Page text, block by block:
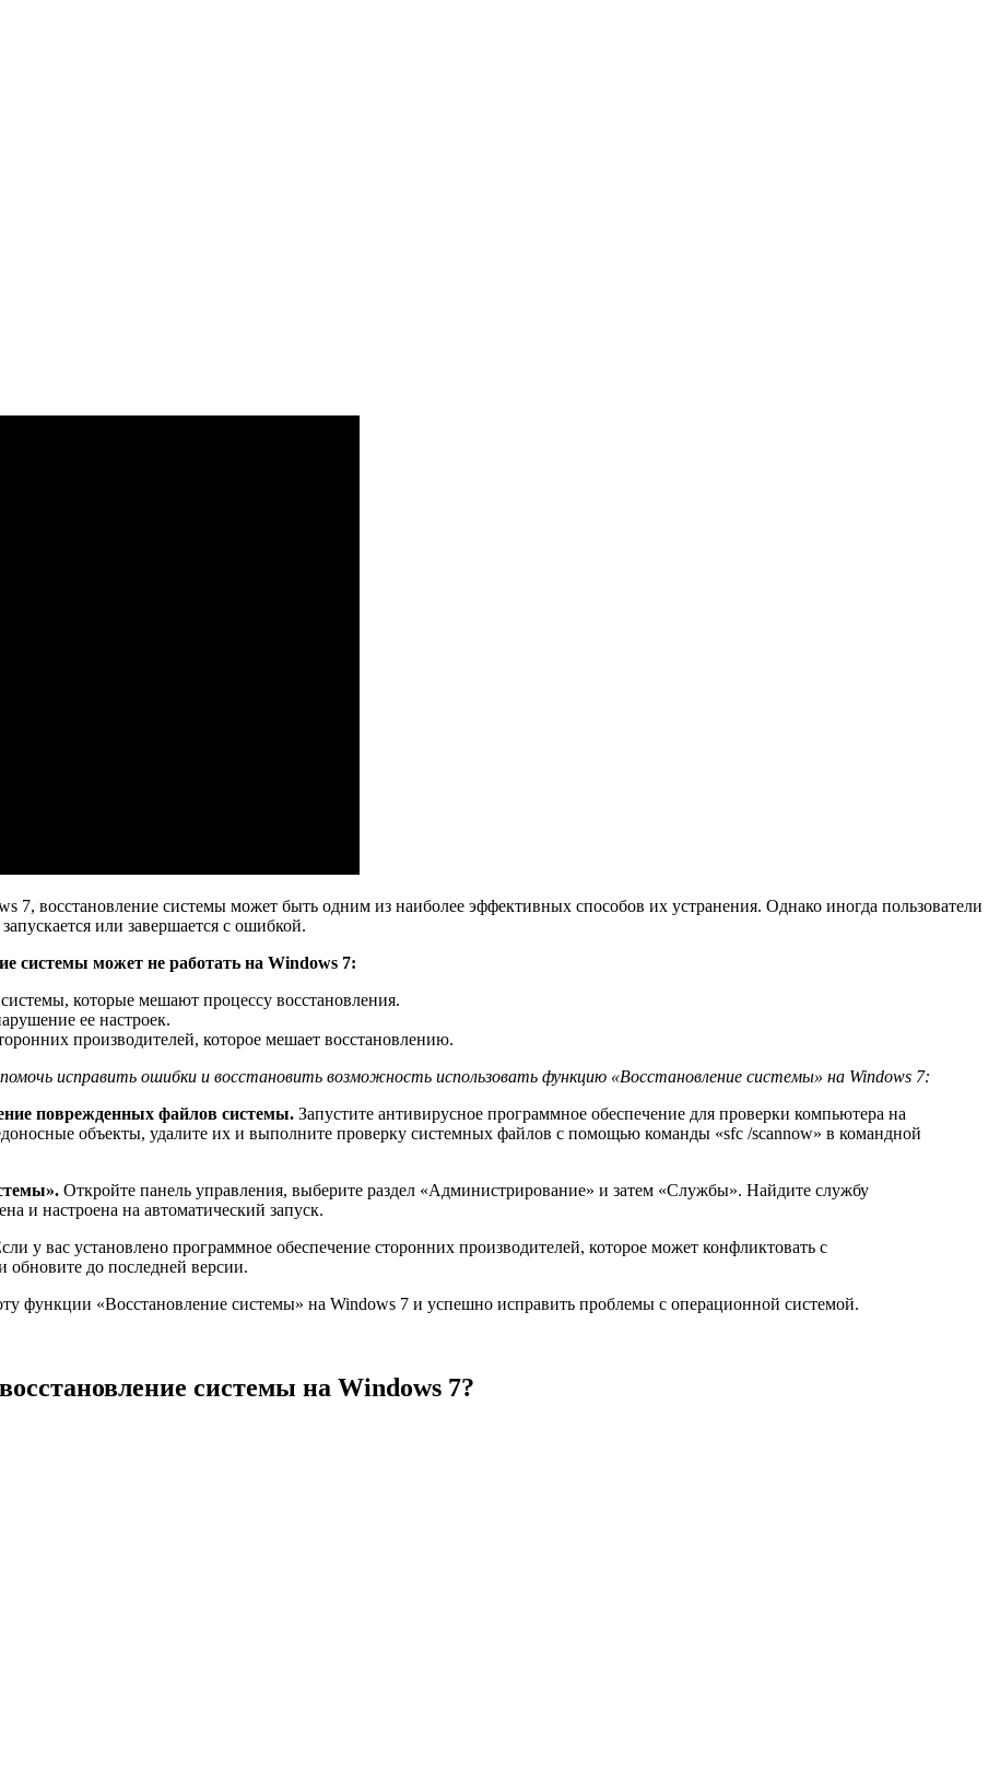
7, восстановление системы может быть одним из наиболее эффективных способов их устранения. Однако иногда пользователи
или завершается с ошибкой.
системы может не работать на Windows 7:
которые мешают процессу восстановления.
ее настроек.
производителей, которое мешает восстановлению.
исправить ошибки и восстановить возможность использовать функцию «Восстановление системы» на Windows 7:
поврежденных файлов системы. Запустите антивирусное программное обеспечение для проверки компьютера на
объекты, удалите их и выполните проверку системных файлов с помощью команды «sfc /scannow» в командной
Откройте панель управления, выберите раздел «Администрирование» и затем «Службы». Найдите службу
и настроена на автоматический запуск.
у вас установлено программное обеспечение сторонних производителей, которое может конфликтовать с
обновите до последней версии.
функции «Восстановление системы» на Windows 7 и успешно исправить проблемы с операционной системой.
системы на Windows 7?